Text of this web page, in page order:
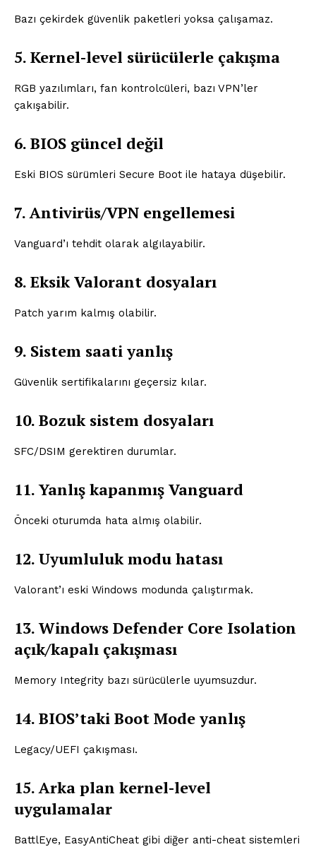
Bazı çekirdek güvenlik paketleri yoksa çalışamaz.
5. Kernel-level sürücülerle çakışma
RGB yazılımları, fan kontrolcüleri, bazı VPN’ler
çakışabilir.
6. BIOS güncel değil
Eski BIOS sürümleri Secure Boot ile hataya düşebilir.
7. Antivirüs/VPN engellemesi
Vanguard’ı tehdit olarak algılayabilir.
8. Eksik Valorant dosyaları
Patch yarım kalmış olabilir.
9. Sistem saati yanlış
Güvenlik sertifikalarını geçersiz kılar.
10. Bozuk sistem dosyaları
SFC/DSIM gerektiren durumlar.
11. Yanlış kapanmış Vanguard
Önceki oturumda hata almış olabilir.
12. Uyumluluk modu hatası
Valorant’ı eski Windows modunda çalıştırmak.
13. Windows Defender Core Isolation
açık/kapalı çakışması
Memory Integrity bazı sürücülerle uyumsuzdur.
14. BIOS’taki Boot Mode yanlış
Legacy/UEFI çakışması.
15. Arka plan kernel-level
uygulamalar
BattlEye, EasyAntiCheat gibi diğer anti-cheat sistemleri